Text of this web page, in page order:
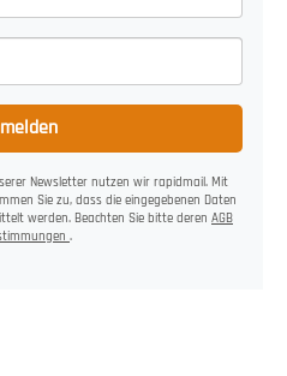
Newsletter nutzen wir rapidmail. Mit
Sie zu, dass die eingegebenen Daten
werden. Beachten Sie bitte deren AGB
.